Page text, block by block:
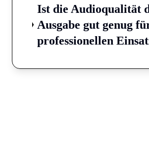
Ist die Audioqualität
Ausgabe gut genug
professionellen